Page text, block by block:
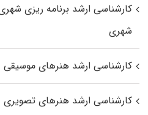
کارشناسی ارشد برنامه ریزی
شهری
کارشناسی ارشد هنرهای موسیقی
کارشناسی ارشد هنرهای